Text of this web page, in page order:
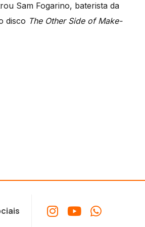
Sam Fogarino, baterista da
disco The Other Side of Make-